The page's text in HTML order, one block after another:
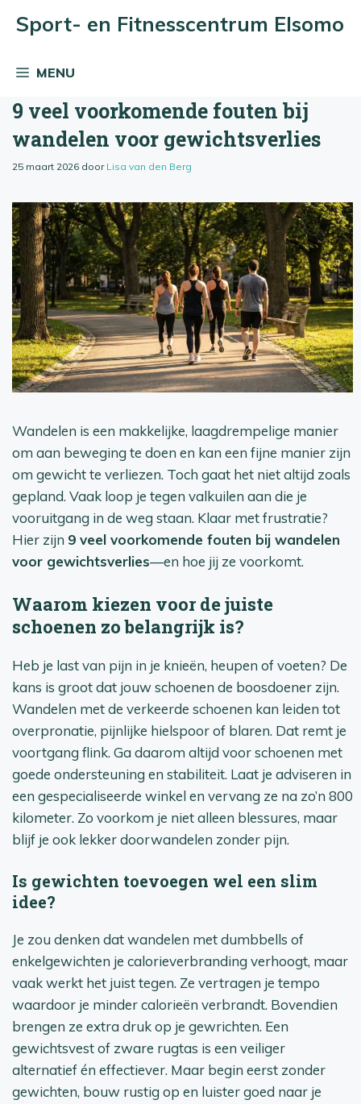
naar
inhoud
Sport- en Fitnesscentrum Elsomo
MENU
9 veel voorkomende fouten bij
wandelen voor gewichtsverlies
25 maart 2026 door Lisa van den Berg
Wandelen is een makkelijke, laagdrempelige manier
om aan beweging te doen en kan een fijne manier zijn
om gewicht te verliezen. Toch gaat het niet altijd zoals
gepland. Vaak loop je tegen valkuilen aan die je
vooruitgang in de weg staan. Klaar met frustratie?
Hier zijn 9 veel voorkomende fouten bij wandelen
voor gewichtsverlies—en hoe jij ze voorkomt.
Waarom kiezen voor de juiste
schoenen zo belangrijk is?
Heb je last van pijn in je knieën, heupen of voeten? De
kans is groot dat jouw schoenen de boosdoener zijn.
Wandelen met de verkeerde schoenen kan leiden tot
overpronatie, pijnlijke hielspoor of blaren. Dat remt je
voortgang flink. Ga daarom altijd voor schoenen met
goede ondersteuning en stabiliteit. Laat je adviseren in
een gespecialiseerde winkel en vervang ze na zo’n 800
kilometer. Zo voorkom je niet alleen blessures, maar
blijf je ook lekker doorwandelen zonder pijn.
Is gewichten toevoegen wel een slim
idee?
Je zou denken dat wandelen met dumbbells of
enkelgewichten je calorieverbranding verhoogt, maar
vaak werkt het juist tegen. Ze vertragen je tempo
waardoor je minder calorieën verbrandt. Bovendien
brengen ze extra druk op je gewrichten. Een
gewichtsvest of zware rugtas is een veiliger
alternatief én effectiever. Maar begin eerst zonder
gewichten, bouw rustig op en luister goed naar je